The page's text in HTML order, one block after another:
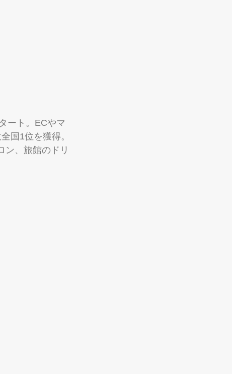
ート。ECやマ
国1位を獲得。
ン、旅館のドリ